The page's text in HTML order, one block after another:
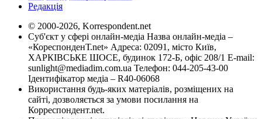
Редакція
© 2000-2026, Korrespondent.net
Суб'єкт у сфері онлайн-медіа Назва онлайн-медіа –
«КореспонденТ.net» Адреса: 02091, місто Київ,
ХАРКІВСЬКЕ ШОСЕ, будинок 172-Б, офіс 208/1 E-mail:
sunlight@mediadim.com.ua Телефон: 044-205-43-00
Ідентифікатор медіа – R40-06068
Використання будь-яких матеріалів, розміщених на
сайті, дозволяється за умови посилання на
Корреспондент.net.